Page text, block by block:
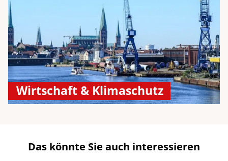
Wirtschaft & Klimaschutz
Das könnte Sie auch interessieren